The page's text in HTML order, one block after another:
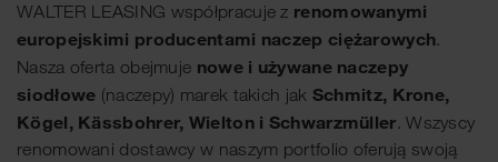
WALTER LEASING współpracuje z renomowanymi
europejskimi producentami naczep ciężarowych.
Nasza oferta obejmuje nowe i używane naczepy
siodłowe (naczepy) marek takich jak Schmitz, Krone,
Kögel, Kässbohrer, Wielton i Schwarzmüller. Wszyscy
renomowani dostawcy w naszym portfolio oferują swoją